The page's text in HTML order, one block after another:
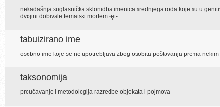
nekadašnja suglasnička sklonidba imenica srednjega roda koje su u
dvojini dobivale tematski morfem -ęt-
tabuizirano ime
osobno ime koje se ne upotrebljava zbog osobita poštovanja prema
taksonomija
proučavanje i metodologija razredbe objekata i pojmova